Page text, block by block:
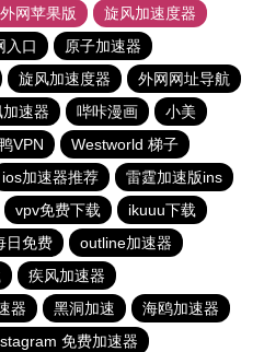
网苹果版
旋风加速度器
入口
原子加速器
旋风加速度器
外网网址导航
速器 哔咔漫画
小美
VPN
Westworld 梯子
ios加速器推荐
雷霆加速版ins
vpv免费下载
ikuuu下载
日免费
outline加速器
疾风加速器
器 黑洞加速
海鸥加速器
免费加速器